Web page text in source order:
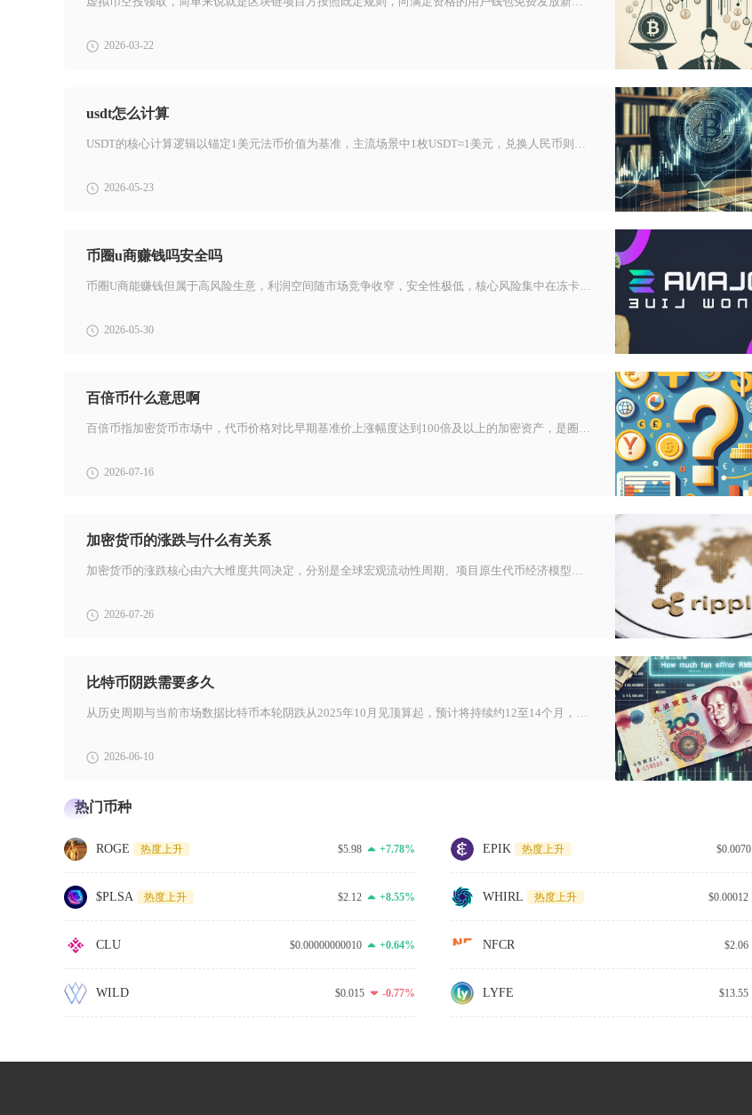
2026-03-22
usdt怎么计算
2026-05-23
币圈u商赚钱吗安全吗
2026-05-30
百倍币什么意思啊
2026-07-16
加密货币的涨跌与什么有关系
2026-07-26
比特币阴跌需要多久
2026-06-10
热门币种
ROGE 热度上升 $5.98 +7.78% EPIK 热度上升 $0.0070
$PLSA 热度上升 $2.12 +8.55% WHIRL 热度上升 $0.00012
CLU $0.00000000010 +0.64% NFCR $2.06
WILD $0.015 -0.77% LYFE $13.55